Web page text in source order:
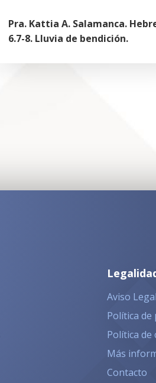
Pra. Kattia A. Salamanca.
6.7-8. Lluvia de bendición.
Aviso Legal
Política de
Política de
Más
Contacto